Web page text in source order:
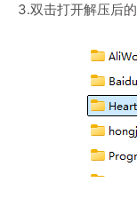
3.双击打开解压后